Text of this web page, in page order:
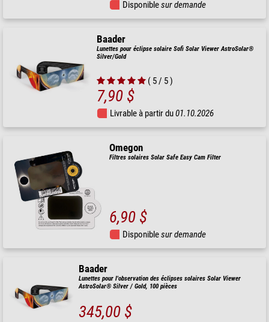
Disponiblesur demande
Baader
Lunettes pour éclipse solaire Sofi Solar Viewer AstroSolar®
Silver/Gold
( 5 / 5 )
7,90 $
Livrable à partir du01.10.2026
Omegon
Filtres solaires Solar Safe Easy Cam Filter
6,90 $
Disponiblesur demande
Baader
Lunettes pour l'observation des éclipses solaires Solar Viewer
AstroSolar® Silver / Gold, 100 pièces
345,00 $